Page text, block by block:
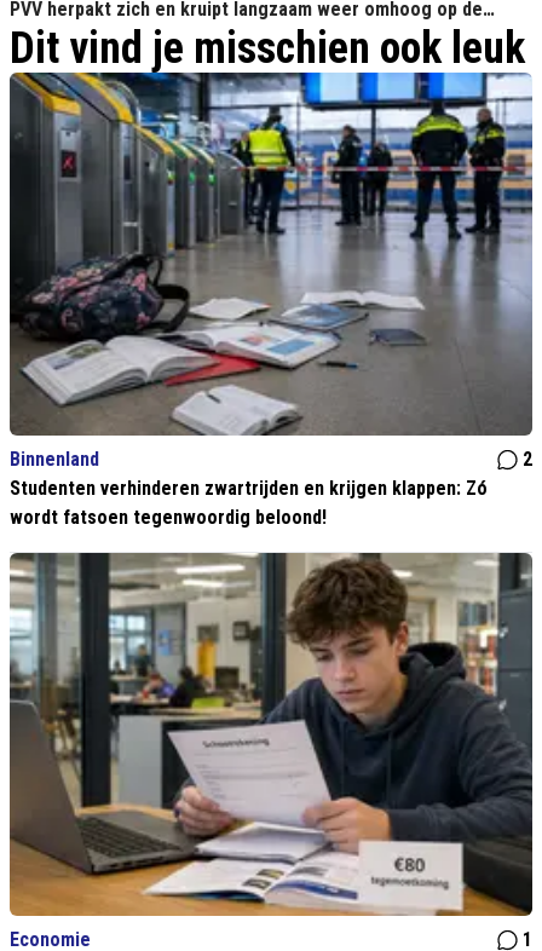
PVV herpakt zich en kruipt langzaam weer omhoog op de
ladder!
Dit vind je misschien ook leuk
Binnenland
2
Studenten verhinderen zwartrijden en krijgen klappen: Zó
wordt fatsoen tegenwoordig beloond!
Economie 1